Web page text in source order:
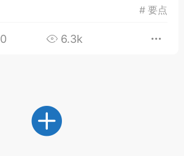
谷气行、营卫通：内经视角
下的脾胃调养要义
#要点
0 6.3k